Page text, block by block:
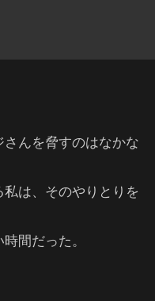
んを脅すのはなかな
は、そのやりとりを
間だった。